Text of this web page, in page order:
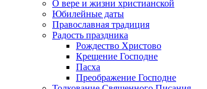
О вере и жизни христианской
Юбилейные даты
Православная традиция
Радость праздника
Рождество Христово
Крещение Господне
Пасха
Преображение Господне